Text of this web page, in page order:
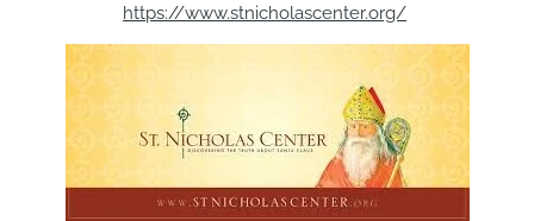
https://www.stnicholascenter.org/